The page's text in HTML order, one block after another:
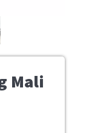
Mali